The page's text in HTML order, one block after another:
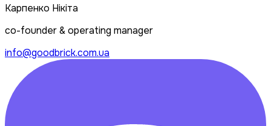
Карпенко Нікіта
co-founder & operating manager
info@goodbrick.com.ua